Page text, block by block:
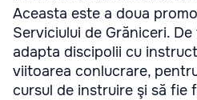
Aceasta este a doua
Serviciului de Grăniceri.
adapta discipolii cu
viitoarea conlucrare,
cursul de instruire şi să fie